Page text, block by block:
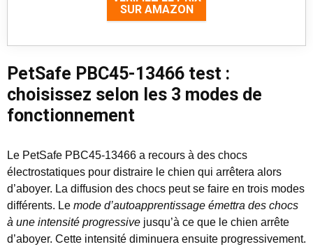
SUR AMAZON
PetSafe PBC45-13466 test :
choisissez selon les 3 modes de
fonctionnement
Le PetSafe PBC45-13466 a recours à des chocs
électrostatiques pour distraire le chien qui arrêtera alors
d’aboyer. La diffusion des chocs peut se faire en trois modes
différents. Le mode d’autoapprentissage émettra des chocs
à une intensité progressive jusqu’à ce que le chien arrête
d’aboyer. Cette intensité diminuera ensuite progressivement.